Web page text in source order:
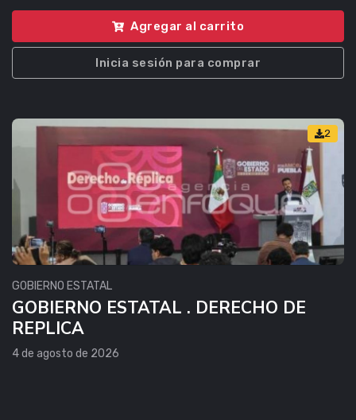
Agregar al carrito
Inicia sesión para comprar
2
GOBIERNO ESTATAL
GOBIERNO ESTATAL . DERECHO DE
REPLICA
4 de agosto de 2026